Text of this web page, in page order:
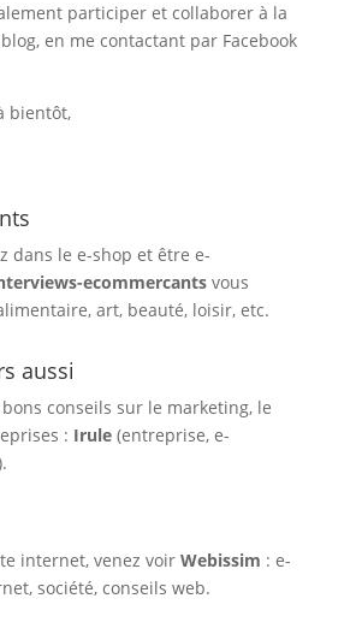
participer et collaborer à la
en me contactant par Facebook
bientôt,
dans le e-shop et être e-
ecommercantsvous
art, beauté, loisir, etc.
aussi
conseils sur le marketing, le
: Irule(entreprise, e-
internet, venez voir Webissim : e-
société, conseils web.